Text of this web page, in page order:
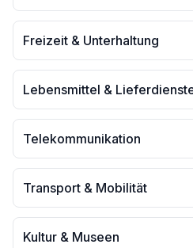
Freizeit & Unterhaltung
Lebensmittel &
Telekommunikation
Transport & Mobilität
Kultur & Museen